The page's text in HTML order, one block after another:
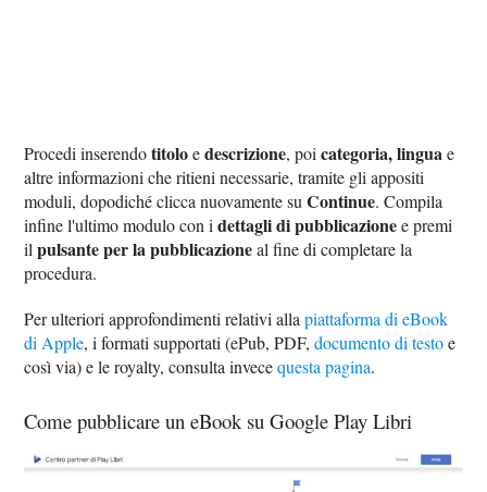
Procedi inserendotitoloedescrizione, poicategoria, linguae
altre informazioni che ritieni necessarie, tramite gli appositi
moduli, dopodiché clicca nuovamente suContinue. Compila
infine l'ultimo modulo con idettagli di pubblicazionee premi
ilpulsante per la pubblicazioneal fine di completare la
procedura.
Per ulteriori approfondimenti relativi allapiattaforma di eBook
di Apple, i formati supportati (ePub, PDF,documento di testoe
così via) e le royalty, consulta invecequesta pagina.
Come pubblicare un eBook su Google Play Libri